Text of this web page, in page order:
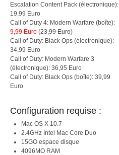
Escalation Content Pack (électronique):
19,99 Euro
Call of Duty 4: Modern Warfare (boîte):
9,99 Euro (23,99 Euro)
Call of Duty: Black Ops (électronique):
34,99 Euro
Call of Duty: Modern Warfare 3
(électronique): 36,95 Euro
Call of Duty: Black Ops (boîte): 39,99
Euro
Configuration requise :
Mac OS X 10.7
2.4GHz Intel Mac Core Duo
15GO espace disque
4096MO RAM